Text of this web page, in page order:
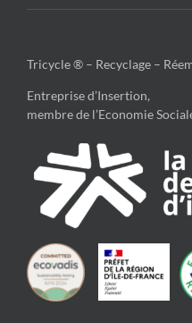
Tricycle ® – Recyclage –
Entreprise d’Insertion,
membre de l’Economie